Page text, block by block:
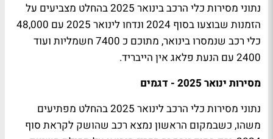
נתוני מסירות כלי הרכב בינואר 2025 בהחלט מצביעים על
הזמנות שבוצעו בסוף 2024 ונדחו לינואר 2025 עם 48,000
כלי רכב שנמסרו בינואר, מתוכם כ 7400 חשמליות ועוד
2400 עם הנעת פלאג אין הייבריד.
מסירות ינואר 2025 - דגמים
נתוני מסירות כלי הרכב לינואר 2025 בהחלט מפתיעים
משהו, כשבמקום הראשון נמצא רכב שהושק לקראת סוף